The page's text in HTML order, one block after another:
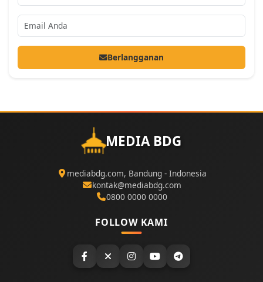
Berlangganan
MEDIA BDG
mediabdg.com, Bandung - Indonesia
kontak@mediabdg.com
0800 0000 0000
FOLLOW KAMI